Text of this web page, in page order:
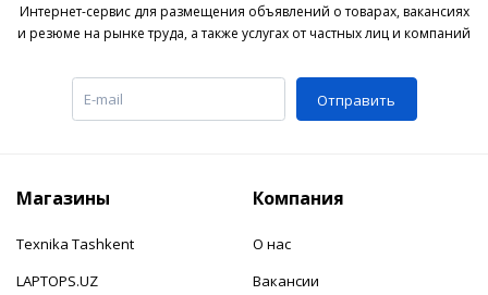
Интернет-сервис для размещения объявлений о товарах, вакансиях
и резюме на рынке труда, а также услугах от частных лиц и компаний
Отправить
Магазины
Texnika Tashkent
LAPTOPS.UZ
Компания
О нас
Вакансии